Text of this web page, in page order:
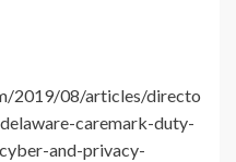
2019/08/articles/directo
caremark-duty-
and-privacy-